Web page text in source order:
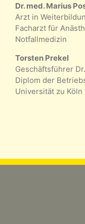
Dr. med. Marius
Arzt in
Facharzt für
Notfallmedizin
Torsten Prekel
Geschäftsführer
Diplom der
Universität zu Köln